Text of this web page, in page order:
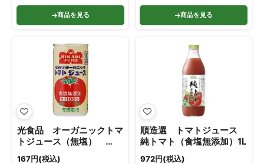
商品を見る 商品を見る
光食品 オーガニックトマ
トジュース（無塩）
190g
167円(税込)
順造選 トマトジュース
純トマト（食塩無添加）1L
972円(税込)